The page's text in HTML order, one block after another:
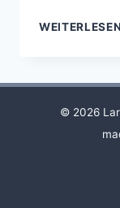
WEITERLESEN
© 2026